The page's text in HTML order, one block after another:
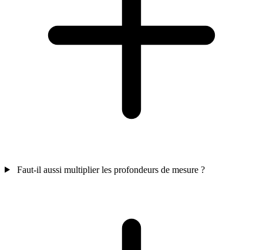
Faut-il aussi multiplier les profondeurs de mesure ?